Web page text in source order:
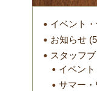
イベント
お知らせ
スタッフ
イベント
サマー